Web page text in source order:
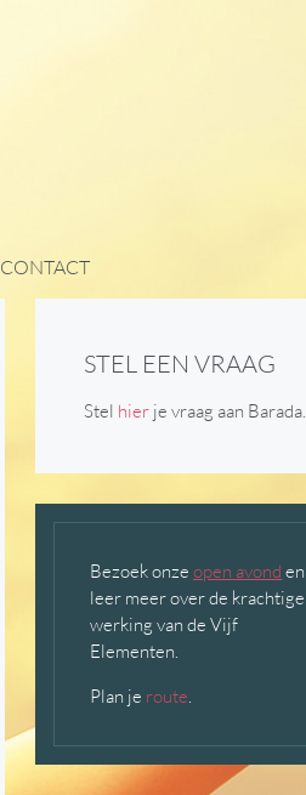
CONTACT
STEL EEN VRAAG
Stel hier je vraag aan Barada.
Bezoek onze open avond en
leer meer over de krachtige
werking van de Vijf
Elementen.
Plan je route.